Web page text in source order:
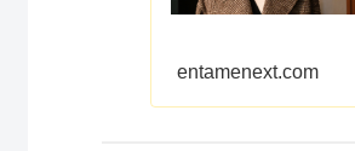
entamenext.com